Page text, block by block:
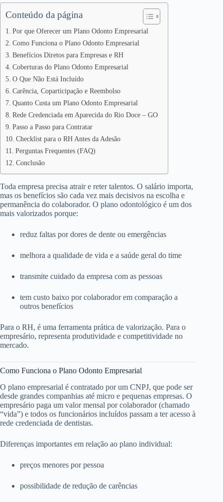
Conteúdo da página
Por que Oferecer um Plano Odonto Empresarial
Como Funciona o Plano Odonto Empresarial
Benefícios Diretos para Empresas e RH
Coberturas do Plano Odonto Empresarial
O Que Não Está Incluído
Carência, Coparticipação e Reembolso
Quanto Custa um Plano Odonto Empresarial
Rede Credenciada em Aparecida do Rio Doce – GO
Passo a Passo para Contratar
Checklist para o RH Antes da Adesão
Perguntas Frequentes (FAQ)
Conclusão
Toda empresa precisa atrair e reter talentos. O salário importa,
mas os benefícios são cada vez mais decisivos na escolha e
permanência do colaborador. O plano odontológico é um dos
mais valorizados porque:
reduz faltas por dores de dente ou emergências
melhora a qualidade de vida e a saúde geral do time
transmite cuidado da empresa com as pessoas
tem custo baixo por colaborador em comparação a
outros benefícios
Para o RH, é uma ferramenta prática de valorização. Para o
empresário, representa produtividade e competitividade no
mercado.
Como Funciona o Plano Odonto Empresarial
O plano empresarial é contratado por um CNPJ, que pode ser
desde grandes companhias até micro e pequenas empresas. O
empresário paga um valor mensal por colaborador (chamado
“vida”) e todos os funcionários incluídos passam a ter acesso à
rede credenciada de dentistas.
Diferenças importantes em relação ao plano individual:
preços menores por pessoa
possibilidade de redução de carências